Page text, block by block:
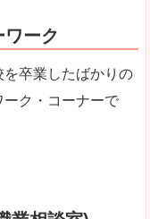
ーク
卒業したばかりの
ク・コーナーで